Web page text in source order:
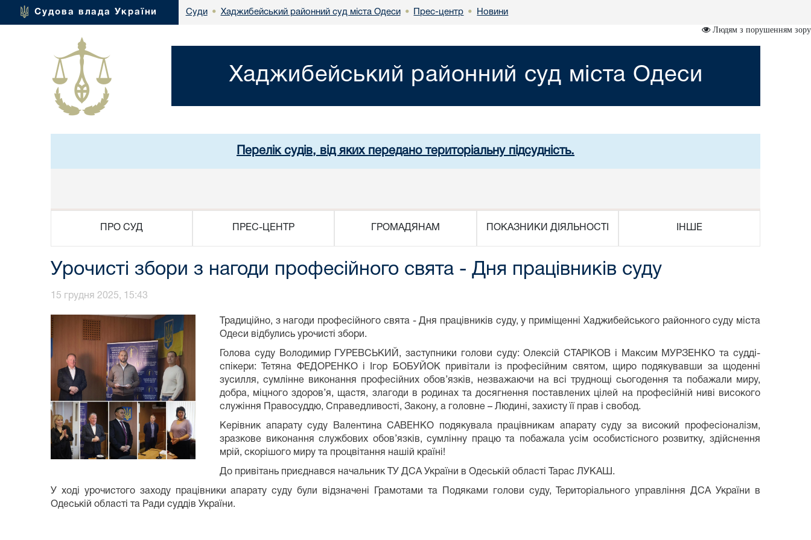
Судова влада України Суди • Хаджибейський районний суд міста Одеси • Прес-центр • Новини
Людям з порушенням зору
Хаджибейський районний суд міста Одеси
Перелік судів, від яких передано територіальну підсудність.
ПРО СУД ПРЕС-ЦЕНТР ГРОМАДЯНАМ ПОКАЗНИКИ ДІЯЛЬНОСТІ ІНШЕ
Урочисті збори з нагоди професійного свята - Дня працівників суду
15 грудня 2025, 15:43
Традиційно, з нагоди професійного свята - Дня працівників суду, у приміщенні Хаджибейського районного суду міста
Одеси відбулись урочисті збори.
Голова суду Володимир ГУРЕВСЬКИЙ, заступники голови суду: Олексій СТАРІКОВ і Максим МУРЗЕНКО та судді-
спікери: Тетяна ФЕДОРЕНКО і Ігор БОБУЙОК привітали із професійним святом, щиро подякувавши за щоденні
зусилля, сумлінне виконання професійних обов’язків, незважаючи на всі труднощі сьогодення та побажали миру,
добра, міцного здоров’я, щастя, злагоди в родинах та досягнення поставлених цілей на професійній ниві високого
служіння Правосуддю, Справедливості, Закону, а головне – Людині, захисту її прав і свобод.
Керівник апарату суду Валентина САВЕНКО подякувала працівникам апарату суду за високий професіоналізм,
зразкове виконання службових обов’язків, сумлінну працю та побажала усім особистісного розвитку, здійснення
мрій, скорішого миру та процвітання нашій країні!
До привітань приєднався начальник ТУ ДСА України в Одеській області Тарас ЛУКАШ.
У ході урочистого заходу працівники апарату суду були відзначені Грамотами та Подяками голови суду, Територіального управління ДСА України в
Одеській області та Ради суддів України.